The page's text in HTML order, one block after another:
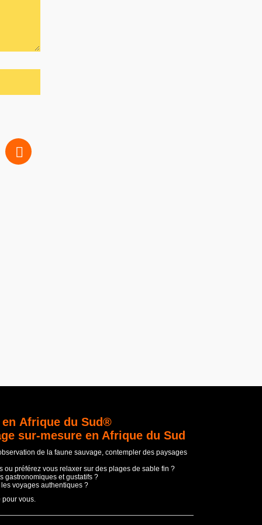
Afrique du Sud®
sur-mesure en Afrique du Sud
de la faune sauvage, contempler des paysages
ou préférez vous relaxer sur des plages de sable fin ?
gastronomiques et gustatifs ?
voyages authentiques ?
pour vous.